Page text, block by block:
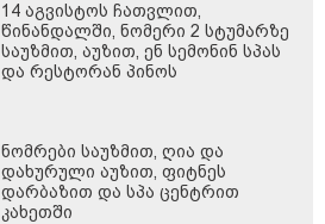
14 აგვისტოს ჩათვლით,
წინანდალში, ნომერი 2 სტუმარზე
საუზმით, აუზით, ენ სემონინ სპას
და რესტორან პინოს
ნომრები საუზმით, ღია და
დახურული აუზით, ფიტნეს
დარბაზით და სპა ცენტრით
კახეთში